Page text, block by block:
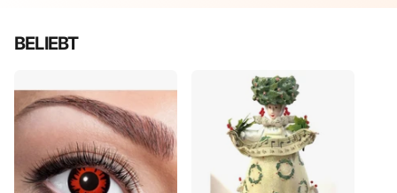
BELIEBT